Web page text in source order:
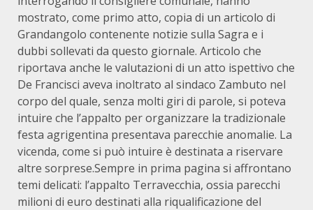
mostrato, come primo atto, copia di un articolo di
Grandangolo contenente notizie sulla Sagra e i
dubbi sollevati da questo giornale. Articolo che
riportava anche le valutazioni di un atto ispettivo che
De Francisci aveva inoltrato al sindaco Zambuto nel
corpo del quale, senza molti giri di parole, si poteva
intuire che l’appalto per organizzare la tradizionale
festa agrigentina presentava parecchie anomalie. La
vicenda, come si può intuire è destinata a riservare
altre sorprese.Sempre in prima pagina si affrontano
temi delicati: l’appalto Terravecchia, ossia parecchi
milioni di euro destinati alla riqualificazione del